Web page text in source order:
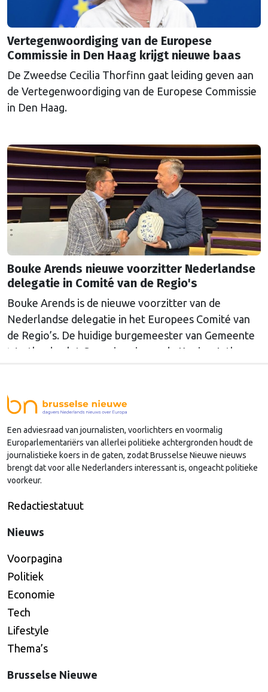
Vertegenwoordiging van de Europese
Commissie in Den Haag krijgt nieuwe baas
De Zweedse Cecilia Thorfinn gaat leiding geven aan
de Vertegenwoordiging van de Europese Commissie
in Den Haag.
Bouke Arends nieuwe voorzitter Nederlandse
delegatie in Comité van de Regio's
Bouke Arends is de nieuwe voorzitter van de
Nederlandse delegatie in het Europees Comité van
de Regio’s. De huidige burgemeester van Gemeente
Westland volgt Commissaris van de Koning Arthur
Nederlandse regio’s behoorlijk succesvol in hun
lobby in Brussel, en dat komt vooral omdat …
Continued
Een adviesraad van journalisten, voorlichters en voormalig
Europarlementariërs van allerlei politieke achtergronden houdt de
journalistieke koers in de gaten, zodat Brusselse Nieuwe nieuws
brengt dat voor alle Nederlanders interessant is, ongeacht politieke
voorkeur.
Redactiestatuut
Nieuws
Voorpagina
Politiek
Economie
Tech
Lifestyle
Thema’s
Brusselse Nieuwe